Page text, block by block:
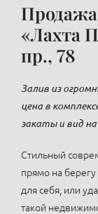
Продажа
«Лахта
пр., 78
Залив из
цена в
закаты и вид
Стильный
прямо на
для себя, или
такой